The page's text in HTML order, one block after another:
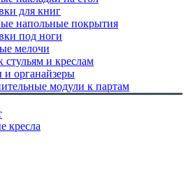
для книг
напольные покрытия
под ноги
мелочи
стульям и креслам
органайзеры
модули к партам
кресла